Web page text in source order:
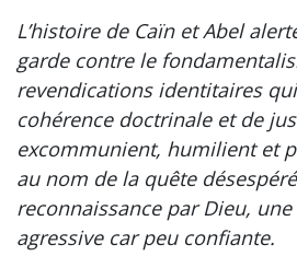
L’histoire de Caïn et Abel
garde contre le
revendications identitaires
cohérence doctrinale et de
excommunient, humilient et
au nom de la quête
reconnaissance par Dieu,
agressive car peu confiante.